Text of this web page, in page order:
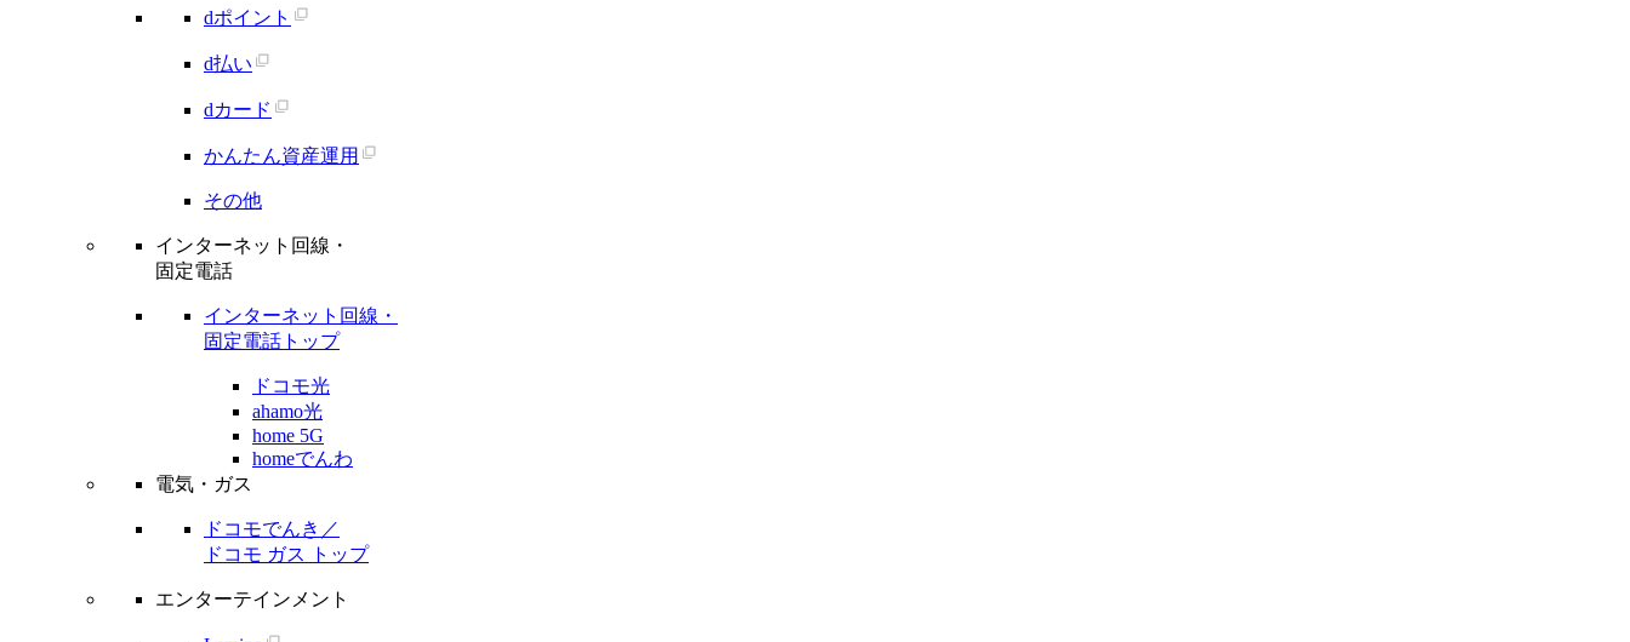
dポイント
d払い
dカード
かんたん資産運用
その他
インターネット回線・
固定電話
インターネット回線・
固定電話トップ
ドコモ光
ahamo光
home 5G
homeでんわ
電気・ガス
ドコモでんき／
ドコモ ガス トップ
エンターテインメント